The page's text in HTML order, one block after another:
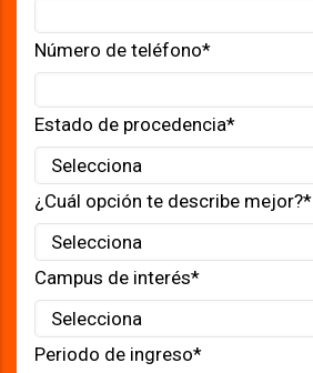
Número de teléfono*
Estado de procedencia*
¿Cuál opción te describe mejor?*
Campus de interés*
Periodo de ingreso*